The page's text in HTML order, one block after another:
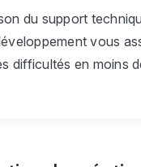
du support
vous
difficultés en moins